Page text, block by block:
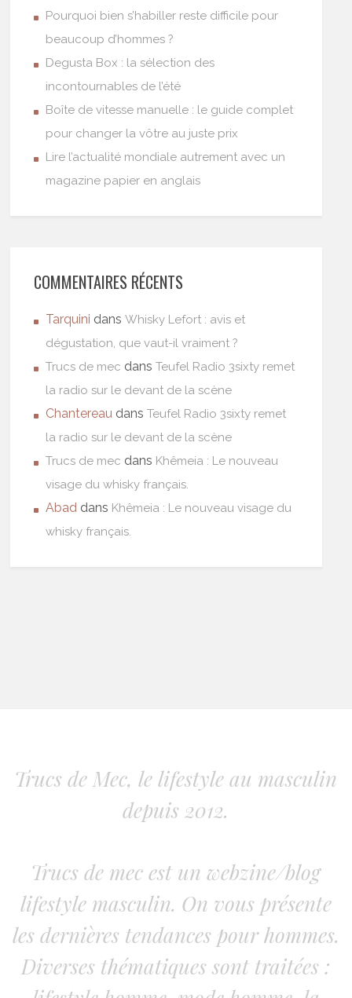
Pourquoi bien s’habiller reste difficile pour
beaucoup d’hommes ?
Degusta Box : la sélection des
incontournables de l’été
Boîte de vitesse manuelle : le guide complet
pour changer la vôtre au juste prix
Lire l’actualité mondiale autrement avec un
magazine papier en anglais
COMMENTAIRES RÉCENTS
Tarquini dansWhisky Lefort : avis et
dégustation, que vaut-il vraiment ?
Trucs de mec dansTeufel Radio 3sixty remet
la radio sur le devant de la scène
Chantereau dansTeufel Radio 3sixty remet
la radio sur le devant de la scène
Trucs de mec dans Khêmeia : Le nouveau
visage du whisky français.
Abad dans Khêmeia : Le nouveau visage du
whisky français.
Trucs de Mec, le lifestyle au masculin
depuis 2012.
Trucs de mec est un webzine/blog
lifestyle masculin. On vous présente
les dernières tendances pour hommes.
Diverses thématiques sont traitées :